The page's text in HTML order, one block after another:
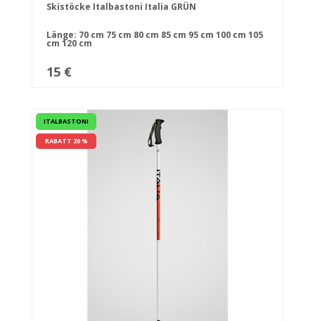
Skistöcke Italbastoni Italia GRÜN
Länge: 70 cm 75 cm 80 cm 85 cm 95 cm 100 cm 105
cm 120 cm
15 €
ITALBASTONI
RABATT 20 %